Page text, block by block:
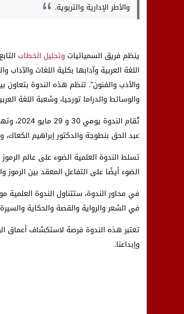
والأطر الإدارية والتربوية.
ينظم فريق السميائيات وتحليل الخطاب
اللغة العربية وآدابها بكلية اللغات والآداب
والأدب والفنون”. تنظم هذه الندوة بتعاون
والوسائط والدراما تورجيا، وشعبة اللغة
تُقام
عبد الحق بنطوجة والدكتور إبراهيم الكعاك،
تسلط الندوة العلمية الضوء على عالم
الضوء أيضًا على التفاعل المعقد بين الرموز
في محاور الندوة، ستتناول الندوة
في الشعر والرواية والقصة والحكاية
تعتبر هذه الندوة فرصة لاستكشاف أعماق
وإبداعنا.